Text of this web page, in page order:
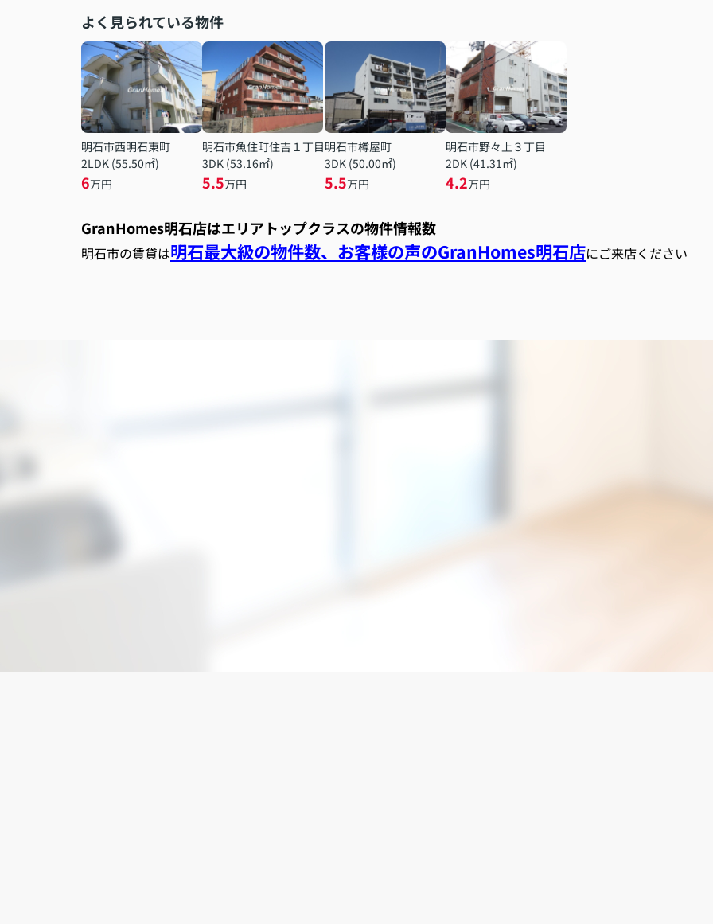
よく見られている物件
明石市西明石東町
2LDK (55.50㎡)
6万円
明石市魚住町住吉１丁目
3DK (53.16㎡)
5.5万円
明石市樽屋町
3DK (50.00㎡)
5.5万円
明石市野々上３丁目
2DK (41.31㎡)
4.2万円
GranHomes明石店はエリアトップクラスの物件情報数
明石市の賃貸は明石最大級の物件数、お客様の声のGranHomes明石店にご来店ください